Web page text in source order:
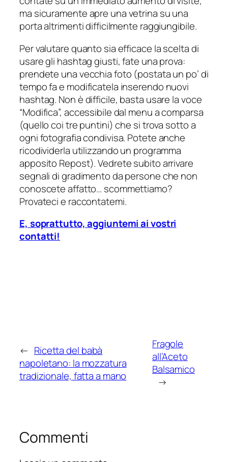
ma sicuramente apre una vetrina su una
porta altrimenti difficilmente raggiungibile.
Per valutare quanto sia efficace la scelta di
usare gli hashtag giusti, fate una prova:
prendete una vecchia foto (postata un po’ di
tempo fa e modificatela inserendo nuovi
hashtag. Non è difficile, basta usare la voce
“Modifica”, accessibile dal menu a comparsa
(quello coi tre puntini) che si trova sotto a
ogni fotografia condivisa. Potete anche
ricodividerla utilizzando un programma
apposito Repost). Vedrete subito arrivare
segnali di gradimento da persone che non
conoscete affatto… scommettiamo?
Provateci e raccontatemi.
E, soprattutto, aggiuntemi ai vostri
contatti!
← Ricetta del babà
napoletano: la mozzatura
tradizionale, fatta a mano
Fragole
all’Aceto
Balsamico
→
Commenti